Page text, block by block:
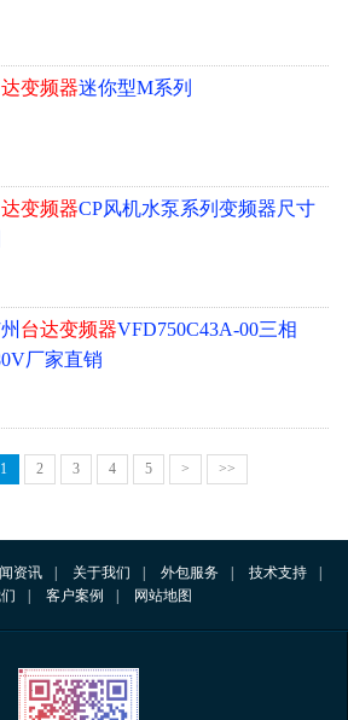
变频器迷你型M系列
变频器CP风机水泵系列变频器尺寸
台达变频器VFD750C43A-00三相
厂家直销
1 2 3 4 5 > >>
资讯 关于我们 外包服务 技术支持
客户案例 网站地图